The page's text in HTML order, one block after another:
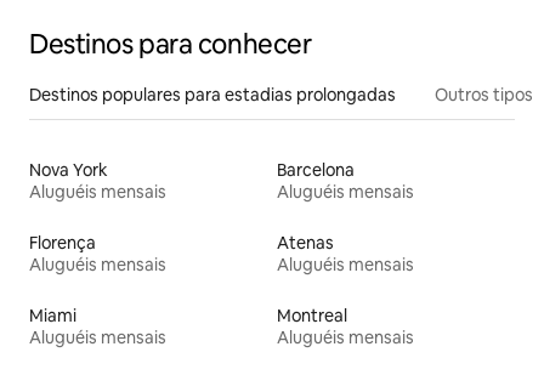
Destinos para conhecer
Destinos populares para estadias prolongadas Outros tipos
Nova York
Aluguéis mensais
Barcelona
Aluguéis mensais
Florença
Aluguéis mensais
Atenas
Aluguéis mensais
Miami
Aluguéis mensais
Montreal
Aluguéis mensais